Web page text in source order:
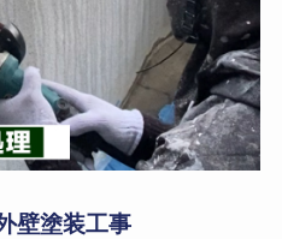
壁塗装工事